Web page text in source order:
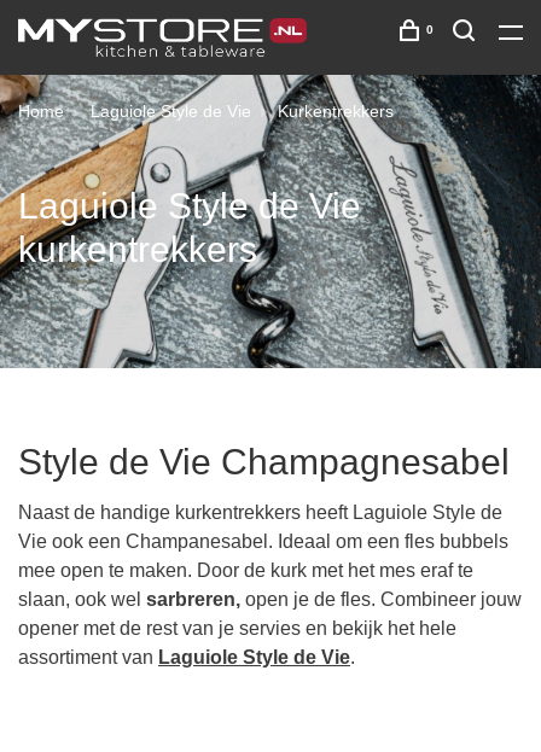
0
Home Laguiole Style de Vie Kurkentrekkers
Laguiole Style de Vie
kurkentrekkers
Style de Vie Champagnesabel
Naast de handige kurkentrekkers heeft Laguiole Style de
Vie ook een Champanesabel. Ideaal om een fles bubbels
mee open te maken. Door de kurk met het mes eraf te
slaan, ook wel sarbreren, open je de fles. Combineer jouw
opener met de rest van je servies en bekijk het hele
assortiment van Laguiole Style de Vie.